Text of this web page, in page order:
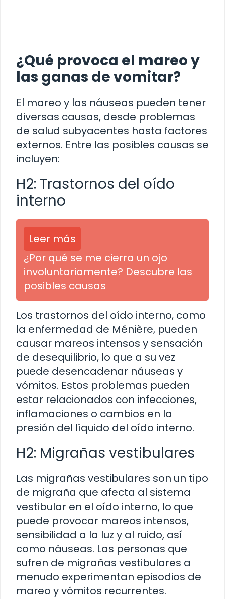
¿Qué provoca el mareo y
las ganas de vomitar?
El mareo y las náuseas pueden tener
diversas causas, desde problemas
de salud subyacentes hasta factores
externos. Entre las posibles causas se
incluyen:
H2: Trastornos del oído
interno
Leer más
¿Por qué se me cierra un ojo
involuntariamente? Descubre las
posibles causas
Los trastornos del oído interno, como
la enfermedad de Ménière, pueden
causar mareos intensos y sensación
de desequilibrio, lo que a su vez
puede desencadenar náuseas y
vómitos. Estos problemas pueden
estar relacionados con infecciones,
inflamaciones o cambios en la
presión del líquido del oído interno.
H2: Migrañas vestibulares
Las migrañas vestibulares son un tipo
de migraña que afecta al sistema
vestibular en el oído interno, lo que
puede provocar mareos intensos,
sensibilidad a la luz y al ruido, así
como náuseas. Las personas que
sufren de migrañas vestibulares a
menudo experimentan episodios de
mareo y vómitos recurrentes.